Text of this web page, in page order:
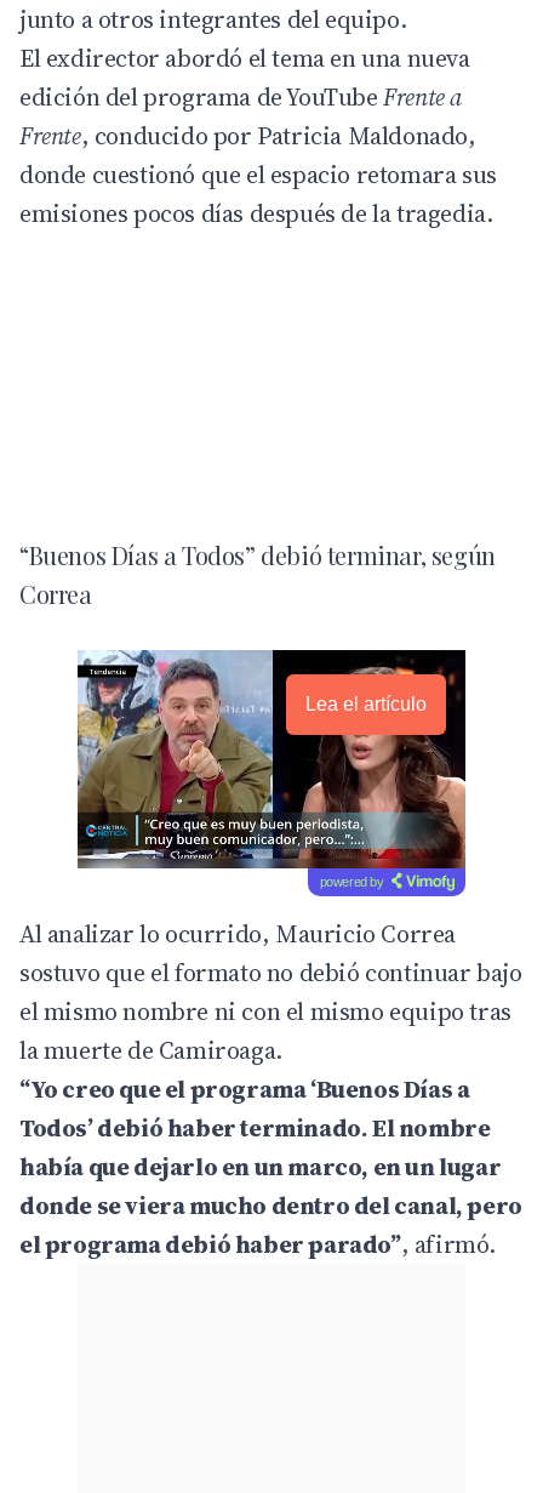
junto a otros integrantes del equipo.
El exdirector abordó el tema en una nueva
edición del programa de YouTubeFrente a
Frente, conducido por Patricia Maldonado,
donde cuestionó que el espacio retomara sus
emisiones pocos días después de la tragedia.
“Buenos Días a Todos” debió terminar, según
Correa
Lea el artículo
powered by
Al analizar lo ocurrido, Mauricio Correa
sostuvo que el formato no debió continuar bajo
el mismo nombre ni con el mismo equipo tras
la muerte de Camiroaga.
“Yo creo que el programa ‘Buenos Días a
Todos’ debió haber terminado. El nombre
había que dejarlo en un marco, en un lugar
donde se viera mucho dentro del canal, pero
el programa debió haber parado”, afirmó.